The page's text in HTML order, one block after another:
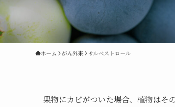
ホーム がん外来 サルベストロール
果物にカビがついた場合、植物はそ